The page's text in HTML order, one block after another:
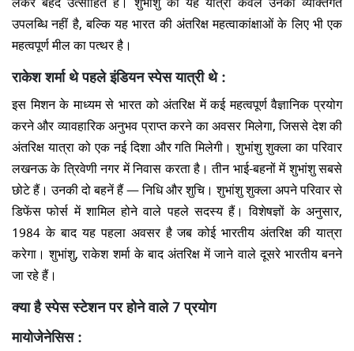
उपलब्धि नहीं है, बल्कि यह भारत की अंतरिक्ष महत्वाकांक्षाओं के लिए भी एक
महत्वपूर्ण मील का पत्थर है।
राकेश शर्मा थे पहले इंडियन स्पेस यात्री थे :
इस मिशन के माध्यम से भारत को अंतरिक्ष में कई महत्वपूर्ण वैज्ञानिक प्रयोग
करने और व्यावहारिक अनुभव प्राप्त करने का अवसर मिलेगा, जिससे देश की
अंतरिक्ष यात्रा को एक नई दिशा और गति मिलेगी। शुभांशु शुक्ला का परिवार
लखनऊ के त्रिवेणी नगर में निवास करता है। तीन भाई-बहनों में शुभांशु सबसे
छोटे हैं। उनकी दो बहनें हैं — निधि और शुचि। शुभांशु शुक्ला अपने परिवार से
डिफेंस फोर्स में शामिल होने वाले पहले सदस्य हैं। विशेषज्ञों के अनुसार,
1984 के बाद यह पहला अवसर है जब कोई भारतीय अंतरिक्ष की यात्रा
करेगा। शुभांशु, राकेश शर्मा के बाद अंतरिक्ष में जाने वाले दूसरे भारतीय बनने
जा रहे हैं।
क्या है स्पेस स्टेशन पर होने वाले 7 प्रयोग
मायोजेनेसिस :